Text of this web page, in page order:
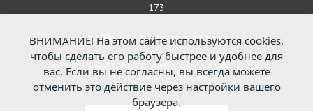
173
© 2004-2026. Все права защищены.
ООО «СПЕЦПРОФКОНТУР», ОГРН 1187746529816. Р/с:
40702810463030000711 в АО «Россельхозбанк». К/с:
30101810045250000430
ВНИМАНИЕ! На этом сайте используются cookies,
чтобы сделать его работу быстрее и удобнее для
вас. Если вы не согласны, вы всегда можете
отменить это действие через настройки вашего
браузера.